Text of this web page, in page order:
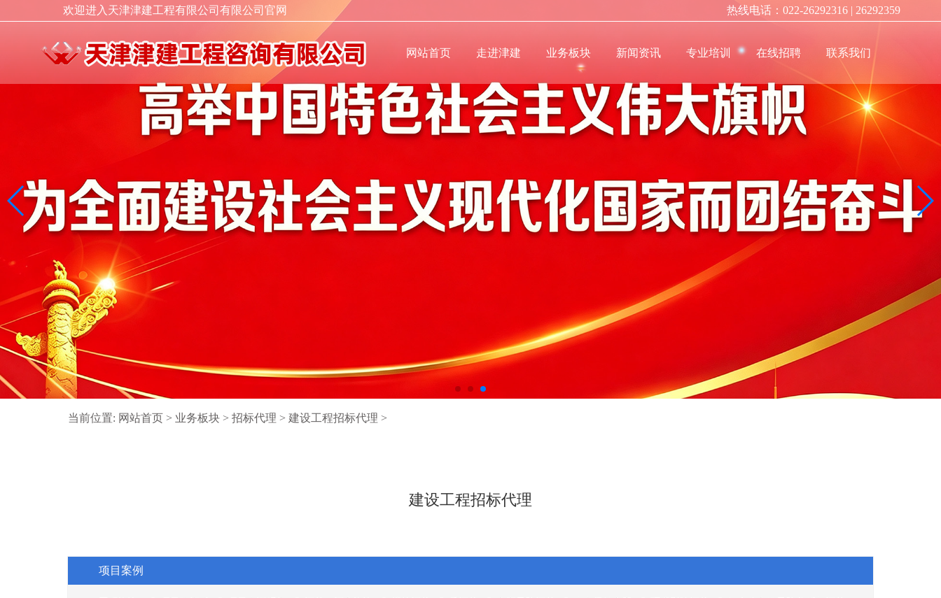
欢迎进入天津津建工程有限公司有限公司官网 热线电话：022-26292316 | 26292359
网站首页 走进津建 业务板块 新闻资讯 专业培训 在线招聘 联系我们
领导致辞 走进津建
社会稳定性风险分析与评估
当前位置: 网站首页> 业务板块> 招标代理 > 建设工程招标代理 >
建设工程招标代理
项目案例